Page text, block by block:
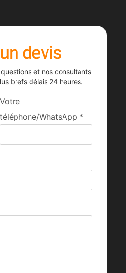
devis
et nos consultants
brefs délais 24 heures.
Votre
téléphone/WhatsApp *